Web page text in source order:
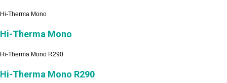
Hi-Therma Mono
Hi-Therma Mono
Hi-Therma Mono R290
Hi-Therma Mono R290